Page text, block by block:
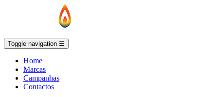
Toggle navigation ☰
Home
Marcas
Campanhas
Contactos